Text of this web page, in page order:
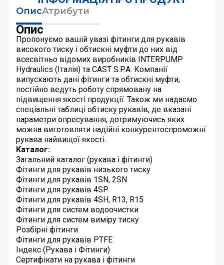
ОписАтрибути
Опис
Пропонуємо вашій увазі фітинги для рукавів
високого тиску і обтискні муфти до них від
всесвітньо відомих виробників INTERPUMP
Hydraulics (Італія) та CAST S.P.A. Компанії
випускають дані фітинги та обтискні муфти,
постійно ведуть роботу спрямовану на
підвищення якості продукції. Також ми надаємо
спеціальні таблиці обтиску рукавів, де вказані
параметри опресування, дотримуючись яких
можна виготовляти надійні конкурентоспроможні
рукава найвищої якості.
Каталог:
Загальний каталог (рукава і фітинги)
Фітинги для рукавів низького тиску
Фітинги для рукавів 1SN, 2SN
Фітинги для рукавів 4SP
Фітинги для рукавів 4SH, R13, R15
Фітинги для систем водоочистки
Фітинги для систем виміру тиску
Розбірні фітинги
Фітинги для рукавів PTFE
Індекс (Рукава і Фітинги)
Сертифікати на рукава і фітинги